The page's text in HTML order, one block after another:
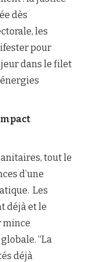
dès
les
pour
dans le filet
tout le
d’une
Les
déjà et le
mince
“La
déjà